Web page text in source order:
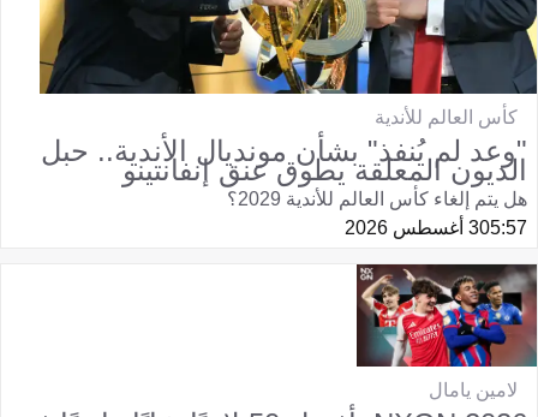
كأس العالم للأندية
"وعد لم يُنفذ" بشأن مونديال الأندية.. حبل
الديون المعلقة يطوق عنق إنفانتينو
هل يتم إلغاء كأس العالم للأندية 2029؟
05:573 أغسطس 2026
لامين يامال